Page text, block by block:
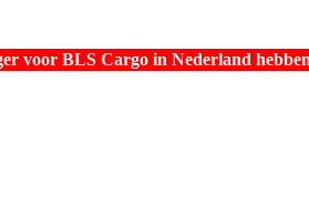
voor BLS Cargo in Nederland